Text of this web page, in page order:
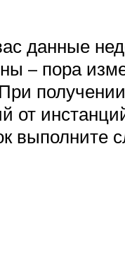
данные
– пора
получении
от
выполните